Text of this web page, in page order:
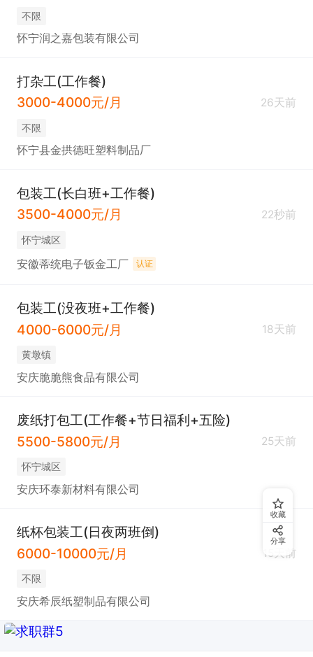
不限
怀宁润之嘉包装有限公司
打杂工(工作餐)
3000-4000元/月
26天前
不限
怀宁县金拱德旺塑料制品厂
包装工(长白班+工作餐)
3500-4000元/月
22秒前
怀宁城区
安徽蒂统电子钣金工厂 认证
包装工(没夜班+工作餐)
4000-6000元/月
18天前
黄墩镇
安庆脆脆熊食品有限公司
废纸打包工(工作餐+节日福利+五险)
5500-5800元/月
25天前
怀宁城区
安庆环泰新材料有限公司
纸杯包装工(日夜两班倒)
6000-10000元/月
15天前
不限
安庆希辰纸塑制品有限公司
收藏
分享